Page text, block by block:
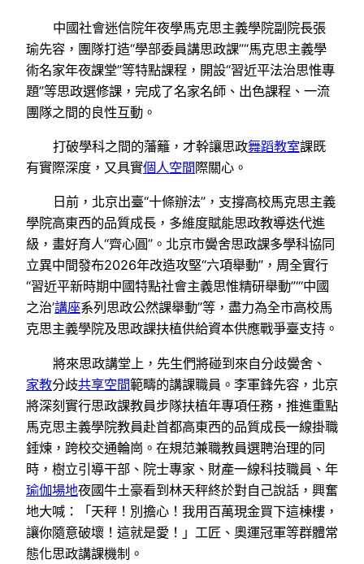
中國社會迷信院年夜學馬克思主義學院副院長張
瑜先容，團隊打造“學部委員講思政課”“馬克思主義學
術名家年夜課堂”等特點課程，開設“習近平法治思惟專
題”等思政選修課，完成了名家名師、出色課程、一流
團隊之間的良性互動。
打破學科之間的藩籬，才幹讓思政舞蹈教室課既
有實際深度，又具實個人空間際關心。
日前，北京出臺“十條辦法”，支撐高校馬克思主義
學院高東西的品質成長，多維度賦能思政教導迭代進
級，畫好育人“齊心圓”。北京市黌舍思政課多學科協同
立異中間發布2026年改造攻堅“六項舉動”，周全實行
“習近平新時期中國特點社會主義思惟精研舉動”“‘中國
之治’講座系列思政公然課舉動”等，盡力為全市高校馬
克思主義學院及思政課扶植供給資本供應戰爭臺支持。
將來思政講堂上，先生們將碰到來自分歧黌舍、
家教分歧共享空間範疇的講課職員。李軍鋒先容，北京
將深刻實行思政課教員步隊扶植年專項任務，推進重點
馬克思主義學院教員赴首都高東西的品質成長一線掛職
錘煉，跨校交通輪崗。在規范兼職教員選聘治理的同
時，樹立引導干部、院士專家、財產一線科技職員、年
瑜伽場地夜國牛土豪看到林天秤終於對自己說話，興奮
地大喊：「天秤！別擔心！我用百萬現金買下這棟樓，
讓你隨意破壞！這就是愛！」工匠、奧運冠軍等群體常
態化思政講課機制。